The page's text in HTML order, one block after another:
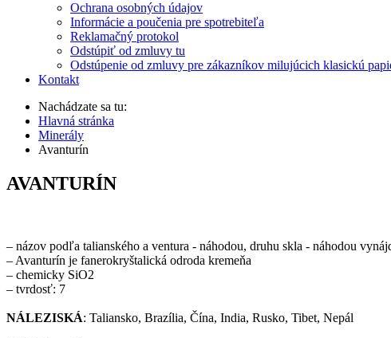
Ochrana osobných údajov
Informácie a poučenia pre spotrebiteľa
Reklamačný protokol
Odstúpiť od zmluvy tu
Odstúpenie od zmluvy pre zákazníkov milujúcich klasickú
Kontakt
Nachádzate sa tu:
Hlavná stránka
Minerály
Avanturín
AVANTURÍN
– názov podľa talianského a ventura - náhodou, druhu skla - náhodou
– Avanturín je fanerokryštalická odroda kremeňa
– chemicky SiO2
– tvrdosť: 7
NÁLEZISKÁ: Taliansko, Brazília, Čína, India, Rusko, Tibet, Nepál